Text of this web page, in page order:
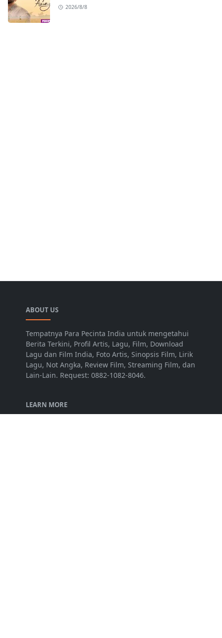
2026/8/8
ABOUT US
Tempatnya Para Pecinta India untuk mengetahui
Berita Terkini, Profil Artis, Lagu, Film, Download
Lagu dan Film India, Foto Artis, Sinopsis Film, Lirik
Lagu, Not Angka, Review Film, Streaming Film, dan
Lain-Lain. Request: 0882-1082-8046.
LEARN MORE